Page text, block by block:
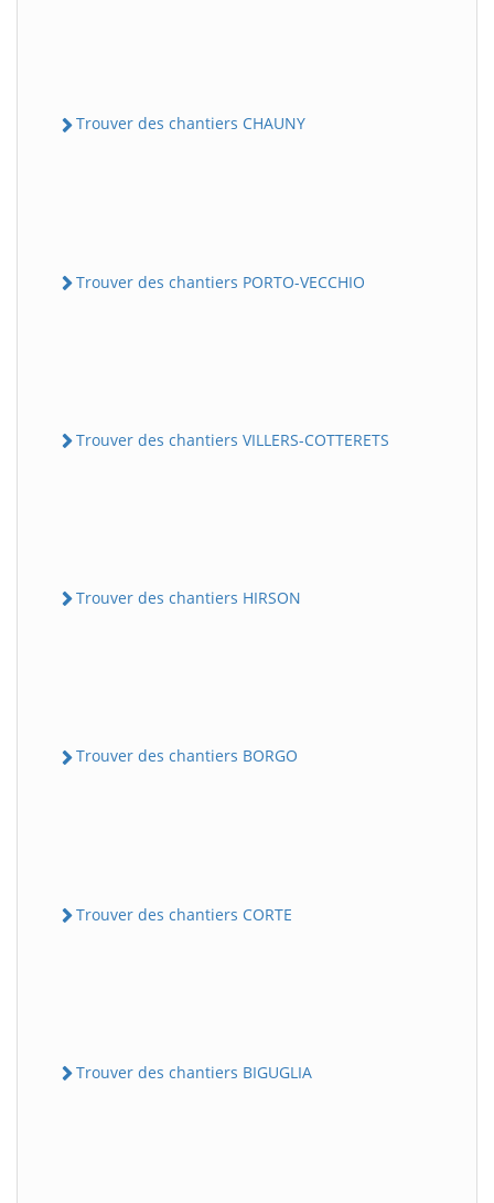
Trouver des chantiers CHAUNY
Trouver des chantiers PORTO-VECCHIO
Trouver des chantiers VILLERS-COTTERETS
Trouver des chantiers HIRSON
Trouver des chantiers BORGO
Trouver des chantiers CORTE
Trouver des chantiers BIGUGLIA